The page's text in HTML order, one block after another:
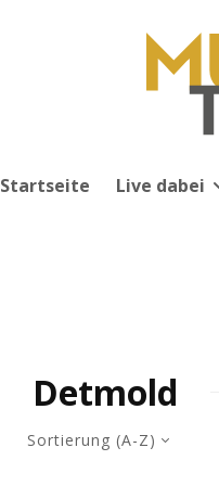
Startseite Live dabei
Detmold
Sortierung (A-Z)